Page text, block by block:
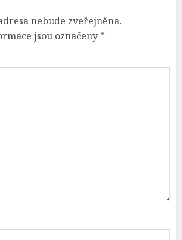
nebude zveřejněna.
jsou označeny *